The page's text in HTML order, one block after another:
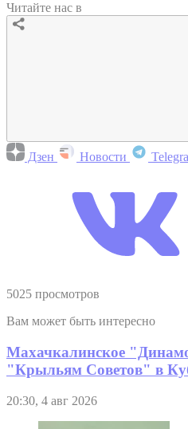
Читайте нас в
Дзен Новости
5025 просмотров
Вам может быть интересно
Махачкалинское
"Крыльям Советов" в
20:30, 4 авг 2026